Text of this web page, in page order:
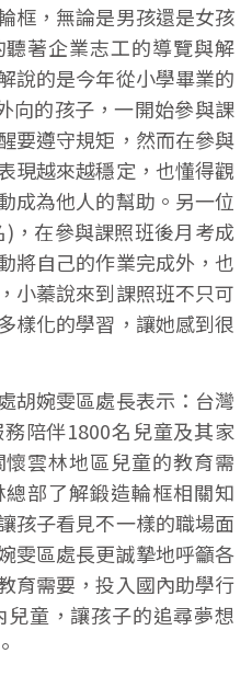
框，無論是男孩還是女孩
著企業志工的導覽與解
說的是今年從小學畢業的
向的孩子，一開始參與課
要遵守規矩，然而在參與
現越來越穩定，也懂得觀
成為他人的幫助。另一位
，在參與課照班後月考成
將自己的作業完成外，也
小蓁說來到課照班不只可
樣化的學習，讓她感到很
胡婉雯區處長表示：台灣
陪伴1800名兒童及其家
雲林地區兒童的教育需
部了解鍛造輪框相關知
孩子看見不一樣的職場面
雯區處長更誠摯地呼籲各
育需要，投入國內助學行
童，讓孩子的追尋夢想